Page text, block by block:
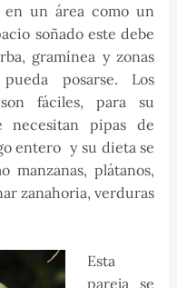
un área como un
soñado este debe
gramínea y zonas
posarse. Los
fáciles, para su
necesitan pipas de
entero y su dieta se
manzanas, plátanos,
zanahoria, verduras
Esta
pareja se